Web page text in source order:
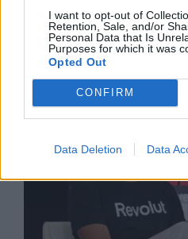
I want to opt-out of
Retention, Sale, and/or
Personal Data that Is
Purposes for which it was
Opted Out
CONFIRM
Data Deletion Data
Спадането на Дунав
да възобнови
електроцентрала
06.08.2026 / 15:30